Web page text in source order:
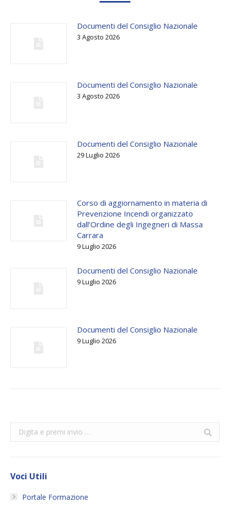
Documenti del Consiglio Nazionale
3 Agosto 2026
Documenti del Consiglio Nazionale
3 Agosto 2026
Documenti del Consiglio Nazionale
29 Luglio 2026
Corso di aggiornamento in materia di
Prevenzione Incendi organizzato
dall’Ordine degli Ingegneri di Massa
Carrara
9 Luglio 2026
Documenti del Consiglio Nazionale
9 Luglio 2026
Documenti del Consiglio Nazionale
9 Luglio 2026
Search:
Voci Utili
Portale Formazione